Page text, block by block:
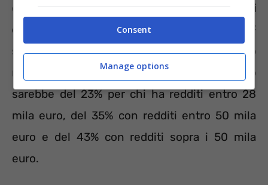
dipendenti. Sarebbero19 milioni i lavoratori
coinvolti nella novità.Niente più IRPEF
significherebbe un aumento dello stipendio
netto dell’ultimo mese dell’anno. Il risparmio
sarebbe del 23% per chi ha redditi entro 28
mila euro, del 35% con redditi entro 50 mila
euro e del 43% con redditi sopra i 50 mila
euro.
Consent
Manage options